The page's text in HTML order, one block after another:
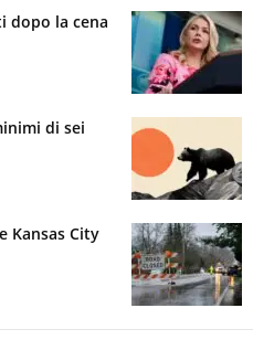
dopo la cena
di sei
Kansas City